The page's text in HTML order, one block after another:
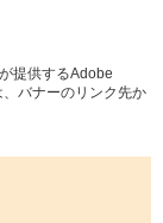
提供するAdobe
バナーのリンク先か